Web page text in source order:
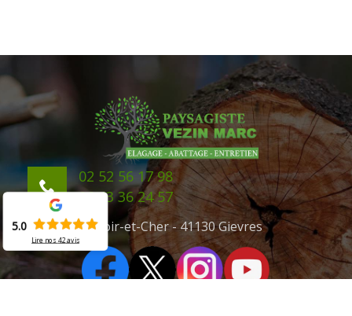
02 52 56 17 98
06 43 36 24 57
41 Loir-et-Cher - 41130 Gievres
5.0
Lire nos 42avis